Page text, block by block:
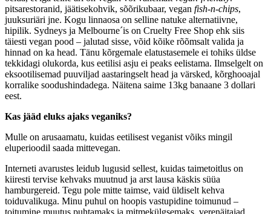
pitsarestoranid, jäätisekohvik, sõõrikubaar, vegan fish-n-chips,
juuksuriäri jne. Kogu linnaosa on selline natuke alternatiivne,
hipilik. Sydneys ja Melbourne´is on Cruelty Free Shop ehk siis
täiesti vegan pood – jalutad sisse, võid kõike rõõmsalt valida ja
hinnad on ka head. Tänu kõrgemale elatustasemele ei tohiks üldse
tekkidagi olukorda, kus eetilisi asju ei peaks eelistama. Ilmselgelt on
eksootilisemad puuviljad aastaringselt head ja värsked, kõrghooajal
korralike soodushindadega. Näitena saime 13kg banaane 3 dollari
eest.
Kas jääd eluks ajaks veganiks?
Mulle on arusaamatu, kuidas eetilisest veganist võiks mingil
eluperioodil saada mittevegan.
Interneti avarustes leidub lugusid sellest, kuidas taimetoitlus on
kiiresti tervise kehvaks muutnud ja arst lausa käskis süüa
hamburgereid. Tegu pole mitte taimse, vaid üldiselt kehva
toiduvalikuga. Minu puhul on hoopis vastupidine toimunud –
toitumine muutus puhtamaks ja mitmekülgsemaks, verenäitajad